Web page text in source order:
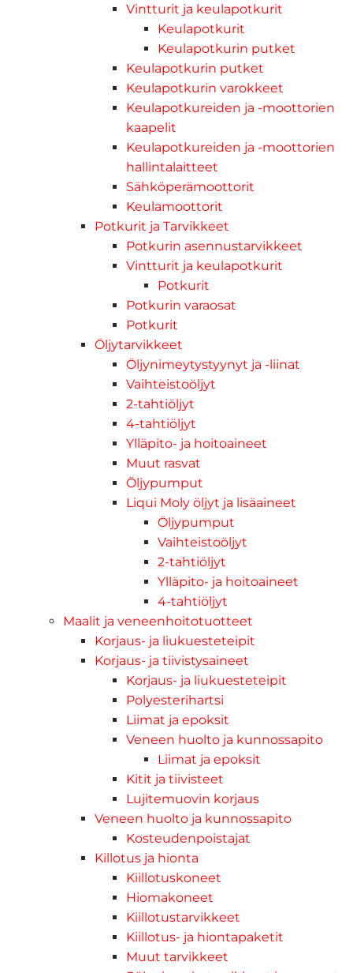
Vintturit ja keulapotkurit
Keulapotkurit
Keulapotkurin putket
Keulapotkurin putket
Keulapotkurin varokkeet
Keulapotkureiden ja -moottorien
kaapelit
Keulapotkureiden ja -moottorien
hallintalaitteet
Sähköperämoottorit
Keulamoottorit
Potkurit ja Tarvikkeet
Potkurin asennustarvikkeet
Vintturit ja keulapotkurit
Potkurit
Potkurin varaosat
Potkurit
Öljytarvikkeet
Öljynimeytystyynyt ja -liinat
Vaihteistoöljyt
2-tahtiöljyt
4-tahtiöljyt
Ylläpito- ja hoitoaineet
Muut rasvat
Öljypumput
Liqui Moly öljyt ja lisäaineet
Öljypumput
Vaihteistoöljyt
2-tahtiöljyt
Ylläpito- ja hoitoaineet
4-tahtiöljyt
Maalit ja veneenhoitotuotteet
Korjaus- ja liukuesteteipit
Korjaus- ja tiivistysaineet
Korjaus- ja liukuesteteipit
Polyesterihartsi
Liimat ja epoksit
Veneen huolto ja kunnossapito
Liimat ja epoksit
Kitit ja tiivisteet
Lujitemuovin korjaus
Veneen huolto ja kunnossapito
Kosteudenpoistajat
Killotus ja hionta
Kiillotuskoneet
Hiomakoneet
Kiillotustarvikkeet
Kiillotus- ja hiontapaketit
Muut tarvikkeet